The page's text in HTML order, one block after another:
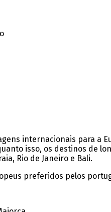
internacionais para a
isso, os destinos de
Rio de Janeiro e Bali.
preferidos pelos